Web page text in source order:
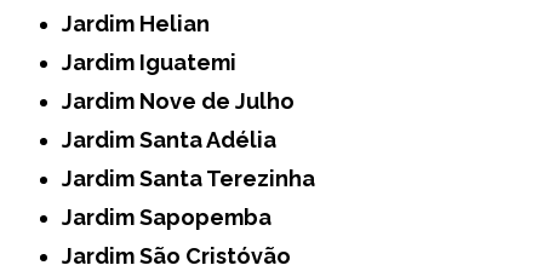
Jardim Helian
Jardim Iguatemi
Jardim Nove de Julho
Jardim Santa Adélia
Jardim Santa Terezinha
Jardim Sapopemba
Jardim São Cristóvão